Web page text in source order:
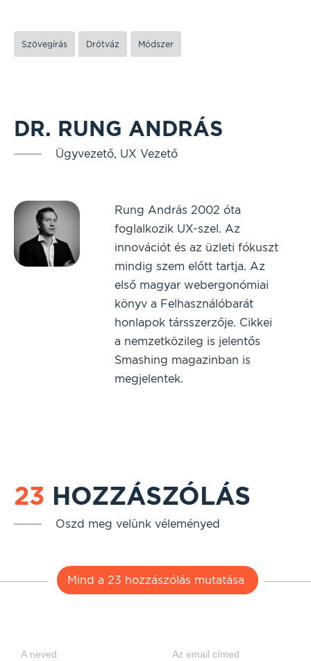
Szövegírás Drótváz Módszer
DR. RUNG ANDRÁS
Ügyvezető, UX Vezető
Rung András 2002 óta
foglalkozik UX-szel. Az
innovációt és az üzleti fókuszt
mindig szem előtt tartja. Az
első magyar webergonómiai
könyv a Felhasználóbarát
honlapok társszerzője. Cikkei
a nemzetközileg is jelentős
Smashing magazinban is
megjelentek.
23 HOZZÁSZÓLÁS
Oszd meg velünk véleményed
Mind a 23 hozzászólás mutatása